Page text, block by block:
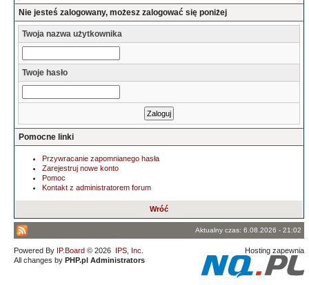
Nie jesteś zalogowany, możesz zalogować się poniżej
Twoja nazwa użytkownika
Twoje hasło
Pomocne linki
Przywracanie zapomnianego hasła
Zarejestruj nowe konto
Pomoc
Kontakt z administratorem forum
Wróć
Aktualny czas: 6.08.2026 - 21:02
Powered By IP.Board © 2026 IPS, Inc
All changes by PHP.pl Administrators
Hosting zapewnia